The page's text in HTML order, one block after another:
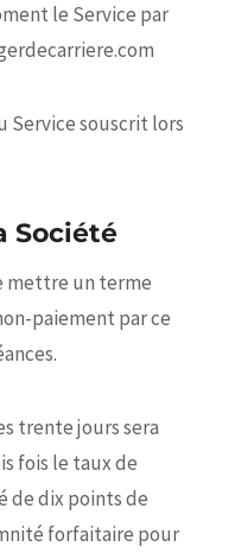
le Service par
Service souscrit lors
Société
mettre un terme
paiement par ce
trente jours sera
fois le taux de
de dix points de
forfaitaire pour